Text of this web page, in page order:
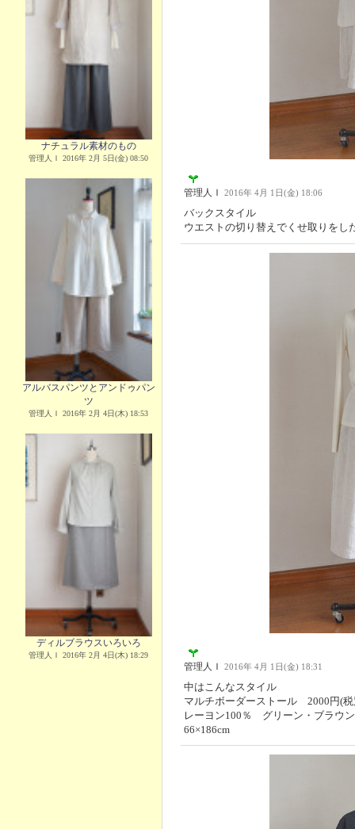
ナチュラル素材のもの
管理人Ｉ 2016年 2月 5日(金) 08:50
アルバスパンツとアンドゥパン
ツ
管理人Ｉ 2016年 2月 4日(木) 18:53
ディルブラウスいろいろ
管理人Ｉ 2016年 2月 4日(木) 18:29
管理人Ｉ 2016年 4月 1日(金) 18:06
バックスタイル
ウエストの切り替えでくせ取りをし
管理人Ｉ 2016年 4月 1日(金) 18:31
中はこんなスタイル
マルチボーダーストール 2000円(税
レーヨン100％ グリーン・ブラウ
66×186cm